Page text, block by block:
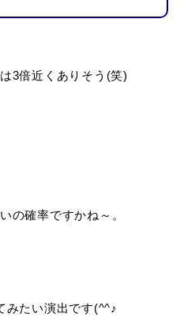
3倍近くありそう(笑)
の確率ですかね～。
みたい演出です(^^♪